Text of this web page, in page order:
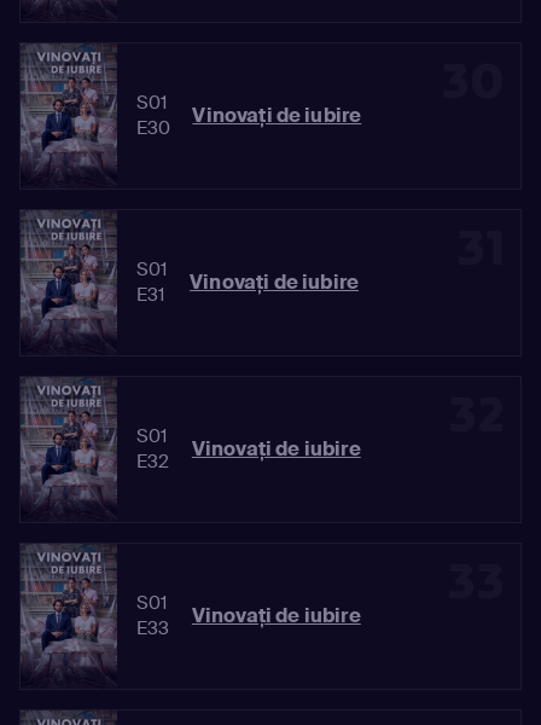
S01
E30
Vinovaţi de iubire
S01
E31
Vinovaţi de iubire
S01
E32
Vinovaţi de iubire
S01
E33
Vinovaţi de iubire